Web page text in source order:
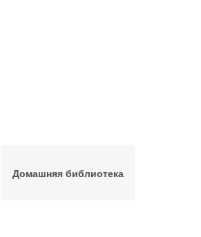
Домашняя библиотека